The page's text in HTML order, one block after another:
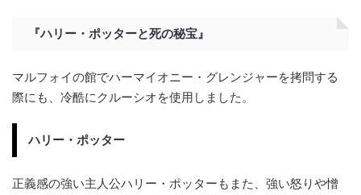
『ハリー・ポッターと死の秘宝』
マルフォイの館でハーマイオニー・グレンジャーを拷問する
際にも、冷酷にクルーシオを使用しました。
ハリー・ポッター
正義感の強い主人公ハリー・ポッターもまた、強い怒りや憎